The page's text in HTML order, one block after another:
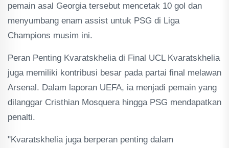
pemain asal Georgia tersebut mencetak 10 gol dan
menyumbang enam assist untuk PSG di Liga
Champions musim ini.
Peran Penting Kvaratskhelia di Final UCL Kvaratskhelia
juga memiliki kontribusi besar pada partai final melawan
Arsenal. Dalam laporan UEFA, ia menjadi pemain yang
dilanggar Cristhian Mosquera hingga PSG mendapatkan
penalti.
"Kvaratskhelia juga berperan penting dalam